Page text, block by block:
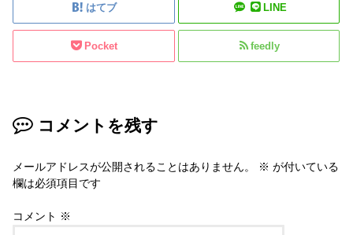
はてブ LINE
Pocket feedly
コメントを残す
メールアドレスが公開されることはありません。 ※ が付いている
欄は必須項目です
コメント ※